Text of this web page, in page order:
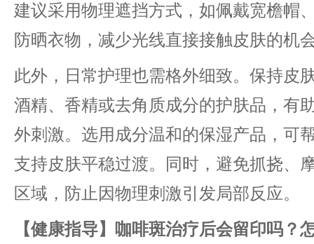
建议采用物理遮挡方式，如佩戴宽檐帽
防晒衣物，减少光线直接接触皮肤的机
此外，日常护理也需格外细致。保持皮
酒精、香精或去角质成分的护肤品，有
外刺激。选用成分温和的保湿产品，可
支持皮肤平稳过渡。同时，避免抓挠、
区域，防止因物理刺激引发局部反应。
【健康指导】咖啡斑治疗后会留印吗？